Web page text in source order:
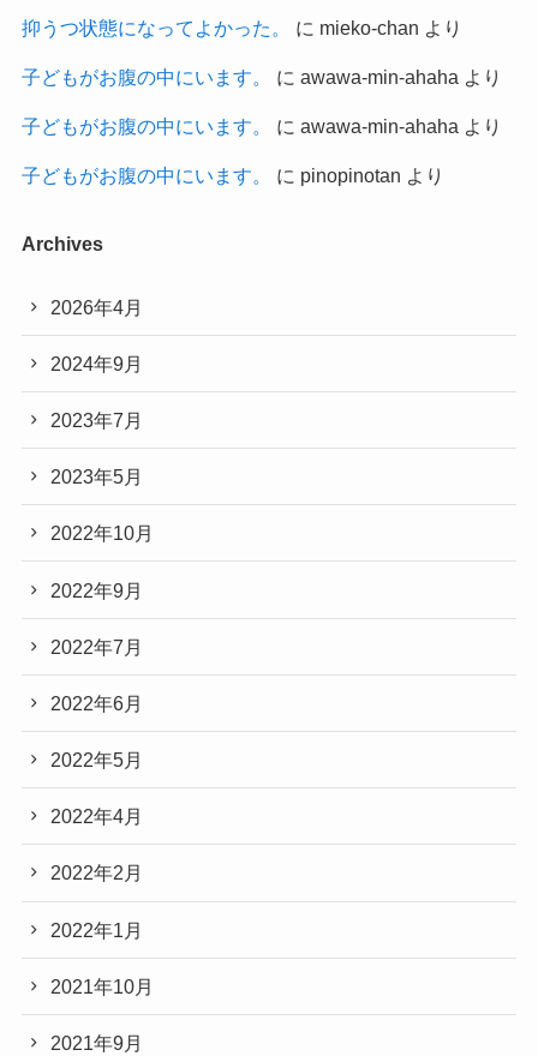
抑うつ状態になってよかった。 に mieko-chan より
子どもがお腹の中にいます。 に awawa-min-ahaha より
子どもがお腹の中にいます。 に awawa-min-ahaha より
子どもがお腹の中にいます。 に pinopinotan より
Archives
2026年4月
2024年9月
2023年7月
2023年5月
2022年10月
2022年9月
2022年7月
2022年6月
2022年5月
2022年4月
2022年2月
2022年1月
2021年10月
2021年9月